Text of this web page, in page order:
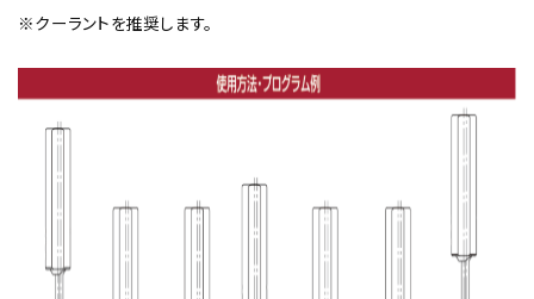
※クーラントを推奨します。